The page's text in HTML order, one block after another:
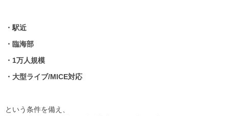
・駅近
・臨海部
・1万人規模
・大型ライブ/MICE対応
という条件を備え、